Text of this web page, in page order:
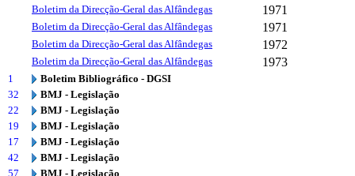
Boletim da Direcção-Geral das Alfândegas 1971
Boletim da Direcção-Geral das Alfândegas 1971
Boletim da Direcção-Geral das Alfândegas 1972
Boletim da Direcção-Geral das Alfândegas 1973
1
Boletim Bibliográfico - DGSI
32
BMJ - Legislação
22
BMJ - Legislação
19
BMJ - Legislação
17
BMJ - Legislação
42
BMJ - Legislação
57
BMJ - Legislação